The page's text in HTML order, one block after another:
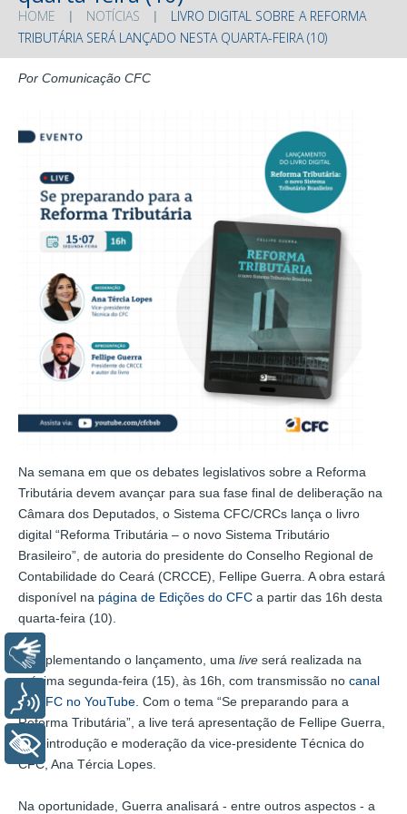
HOME NOTÍCIAS
LIVRO DIGITAL SOBRE A REFORMA
TRIBUTÁRIA SERÁ LANÇADO NESTA QUARTA-FEIRA (10)
Por Comunicação CFC
Na semana em que os debates legislativos sobre a Reforma
Tributária devem avançar para sua fase final de deliberação na
Câmara dos Deputados, o Sistema CFC/CRCs lança o livro
digital “Reforma Tributária – o novo Sistema Tributário
Brasileiro”, de autoria do presidente do Conselho Regional de
Contabilidade do Ceará (CRCCE), Fellipe Guerra. A obra estará
disponível na página de Edições do CFC a partir das 16h desta
quarta-feira (10).
Complementando o lançamento, uma live será realizada na
próxima segunda-feira (15), às 16h, com transmissão no canal
do CFC no YouTube. Com o tema “Se preparando para a
Reforma Tributária”, a live terá apresentação de Fellipe Guerra,
com introdução e moderação da vice-presidente Técnica do
CFC, Ana Tércia Lopes.
Na oportunidade, Guerra analisará - entre outros aspectos - a
Libras
Voz
+ Acessibilidade